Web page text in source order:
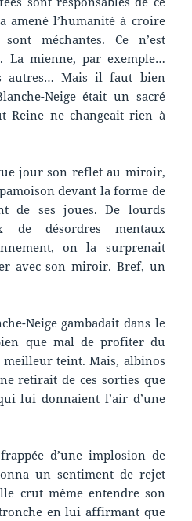
amené l’humanité à croire
méchantes. Ce n’est
La mienne, par exemple…
autres… Mais il faut bien
Neige était un sacré
Reine ne changeait rien à
jour son reflet au miroir,
devant la forme de
de ses joues. De lourds
de désordres mentaux
on la surprenait
avec son miroir. Bref, un
Neige gambadait dans le
que mal de profiter du
teint. Mais, albinos
retirait de ces sorties que
lui donnaient l’air d’une
d’une implosion de
un sentiment de rejet
crut même entendre son
en lui affirmant que